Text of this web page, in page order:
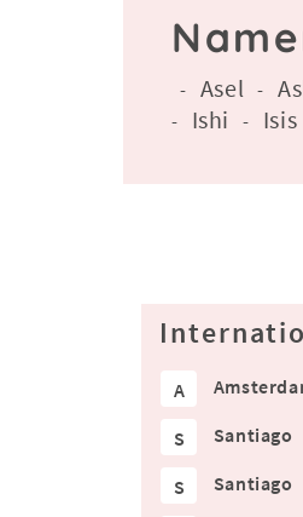
- Asel -
- Ishi - Isis
A
S Santiago
S Santiago